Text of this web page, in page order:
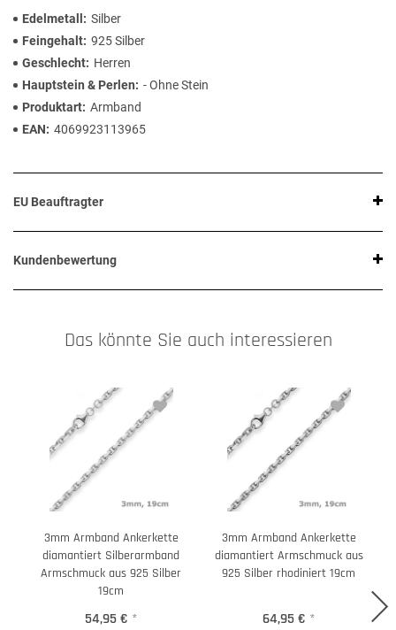
Edelmetall
Silber
Feingehalt 925 Silber
Geschlecht
Herren
Hauptstein & Perlen
- Ohne Stein
Produktart Armband
EAN
4069923113965
EU Beauftragter
Kundenbewertung
Das könnte Sie auch interessieren
3mm Armband Ankerkette
diamantiert Silberarmband
Armschmuck aus 925 Silber
19cm
54,95 € *
3mm Armband Ankerkette
diamantiert Armschmuck aus
925 Silber rhodiniert 19cm
64,95 € *